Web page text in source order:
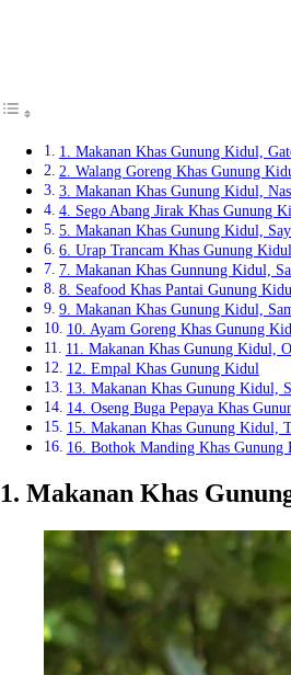
1. Makanan Khas Gunung Kidul,
2. Walang Goreng Khas Gunung
3. Makanan Khas Gunung Kidul,
4. Sego Abang Jirak Khas Gunung
5. Makanan Khas Gunung Kidul,
6. Urap Trancam Khas Gunung Kidul
7. Makanan Khas Gunnung Kidul,
8. Seafood Khas Pantai Gunung
9. Makanan Khas Gunung Kidul,
10. Ayam Goreng Khas Gunung
11. Makanan Khas Gunung Kidul,
12. Empal Khas Gunung Kidul
13. Makanan Khas Gunung Kidul,
14. Oseng Buga Pepaya Khas
15. Makanan Khas Gunung Kidul,
16. Bothok Manding Khas Gunung
1. Makanan Khas